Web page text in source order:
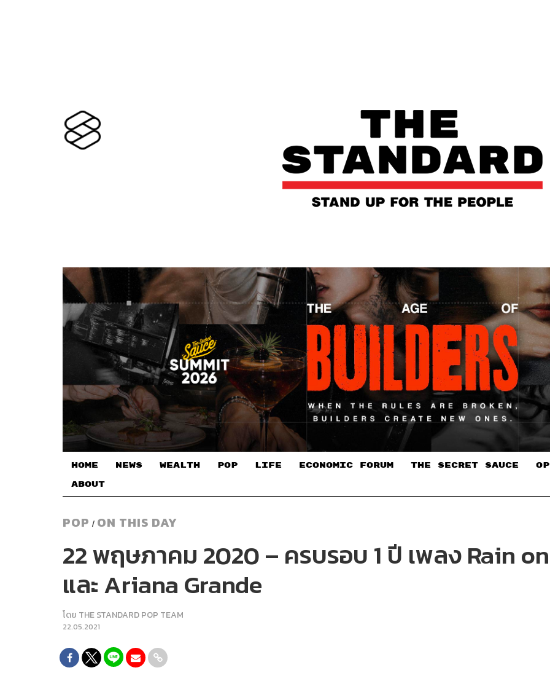
HOME NEWS WEALTH POP LIFE ECONOMIC FORUM THE SECRET SAUCE​
ABOUT
POP / ON THIS DAY
22 พฤษภาคม 2020 – ครบรอบ 1 ปี เพลง Rain
และ Ariana Grande
โดย THE STANDARD POP TEAM
22.05.2021